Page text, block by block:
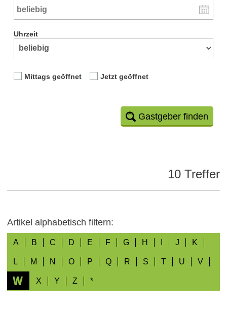
Uhrzeit
Mittags geöffnet Jetzt geöffnet
Gastgeber finden
10 Treffer
Artikel alphabetisch filtern:
A B C D E F G H J K
L M N O P Q R S T U V
W X Y Z *